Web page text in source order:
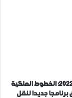
مونديال قطر 2022: الخطوط الملكية
برنامجا جديدا لنقل